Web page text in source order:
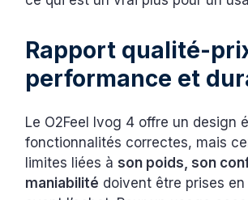
Rapport qualité-
performance et
Le O2Feel Ivog 4 offre un design
fonctionnalités correctes, mais
limites liées àson poids, son
maniabilité doivent être prises